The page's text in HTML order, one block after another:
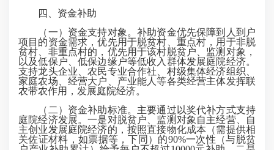
四、资金补助
（一）资金支持对象。补助资金优先保障到人到户
项目的资金需求，优先用于脱贫村、重点村，用于非脱
贫村、非重点村的，优先用于该村脱贫户、监测对象，
以及低保户、低保边缘户等低收入群体发展庭院经济。
支持龙头企业、农民专业合作社、村级集体经济组织、
家庭农场、经营大户、产业能人等各类经营主体发挥联
农带农作用，发展庭院经济。
（二）资金补助标准。主要通过以奖代补方式支持
庭院经济发展。一是对脱贫户、监测对象自主经营、自
主创业发展庭院经济的，按照直接物化成本（需提供相
关佐证材料，如票据等，下同）的90%一次性（与脱贫